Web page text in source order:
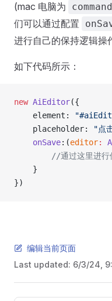
(mac 电脑为
们可以通过配置
进行自己的保持逻辑操
如下代码所示：
new AiEditor({
    element:
    placeholder:
"点
    onSave
:(editor:
//通过这里进行
    }
})
编辑当前页面
Last updated: 6/3/24,